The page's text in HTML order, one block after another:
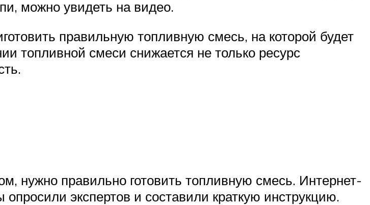
можно увидеть на видео.
правильную топливную смесь, на которой будет
топливной смеси снижается не только ресурс
нужно правильно готовить топливную смесь. Интернет-
экспертов и составили краткую инструкцию.